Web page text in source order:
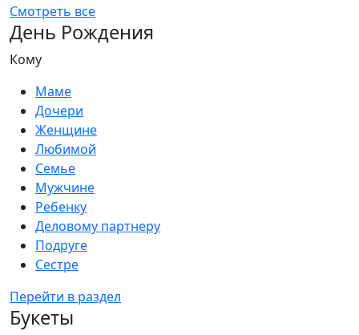
Смотреть все
День Рождения
Кому
Маме
Дочери
Женщине
Любимой
Семье
Мужчине
Ребенку
Деловому партнеру
Подруге
Сестре
Перейти в раздел
Букеты